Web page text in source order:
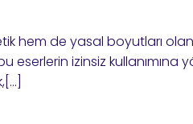
hem de yasal boyutları
eserlerin izinsiz kullanımına